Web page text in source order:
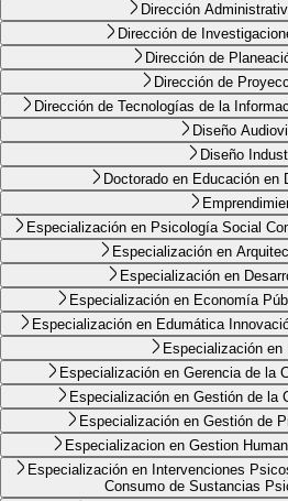
Dirección
Dirección de
Dirección de
Dirección de
Dirección de Tecnologías de la
Diseño
Diseño
Doctorado en Educación en
Especialización en Psicología
Especialización en
Especialización en
Especialización en Economía
Especialización en Edumática
Especialización en
Especialización en Gerencia de la
Especialización en Gestión de la
Especialización en Gestión de
Especializacion en Gestion
Especialización en Intervenciones
Consumo de Sustancias